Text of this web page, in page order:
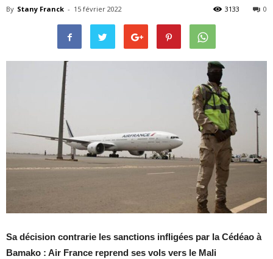
By Stany Franck - 15 février 2022 0
3133
Sa décision contrarie les sanctions infligées par la Cédéao à
Bamako : Air France reprend ses vols vers le Mali